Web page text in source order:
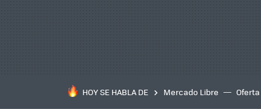
HOY SE HABLA DE Mercado Libre Oferta